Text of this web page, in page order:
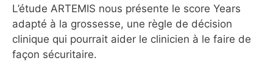
L’étude ARTEMIS nous présente le score Years
adapté à la grossesse, une règle de décision
clinique qui pourrait aider le clinicien à le faire de
façon sécuritaire.